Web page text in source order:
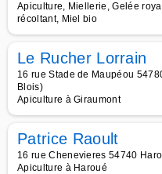
Apiculture, Miellerie, Gelée
récoltant, Miel bio
Le Rucher Lorrain
16 rue Stade de Maupéou
Blois)
Apiculture à Giraumont
Patrice Raoult
16 rue Chenevieres 54740
Apiculture à Haroué